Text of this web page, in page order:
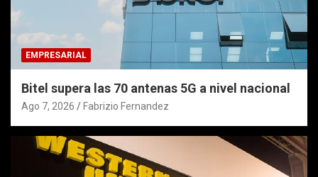
EMPRESARIAL
Bitel supera las 70 antenas 5G a nivel nacional
Ago 7, 2026 Fabrizio Fernandez